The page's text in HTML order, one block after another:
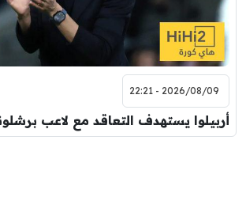
2026/08/09 - 22:21
أربيلوا يستهدف التعاقد مع لاعب